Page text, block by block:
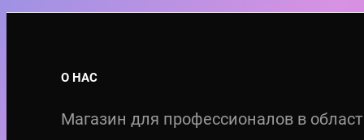
О НАС
Магазин для профессионалов в